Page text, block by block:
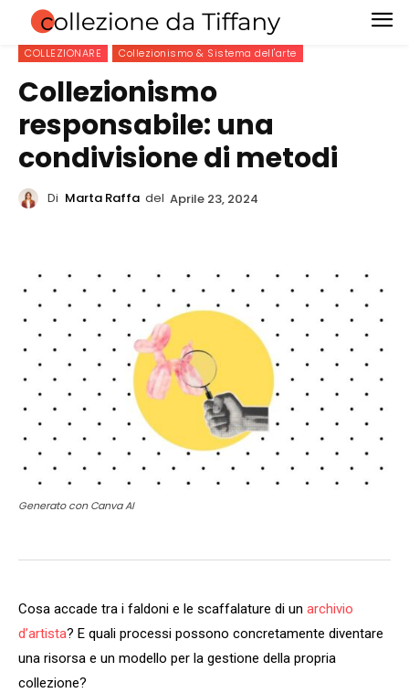
COLLEZIONARE Collezionismo & Sistema dell'arte
Collezionismo
responsabile: una
condivisione di metodi
Di Marta Raffa del Aprile 23, 2024
Generato con Canva AI
Cosa accade tra i faldoni e le scaffalature di un archivio
d’artista? E quali processi possono concretamente diventare
una risorsa e un modello per la gestione della propria
collezione?